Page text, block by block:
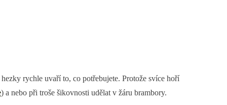
rychle uvaří to, co potřebujete. Protože svíce hoří
) a nebo při troše šikovnosti udělat v žáru brambory.